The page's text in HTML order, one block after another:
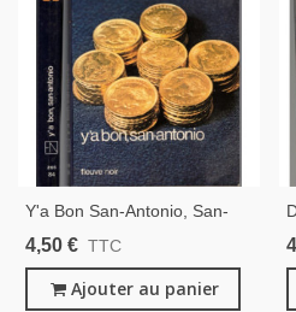
Y'a Bon San-Antonio, San-
Antonio, 1978 - Frédéric
Police, Roman Policier,
4,50 € TTC
Ajouter au panier